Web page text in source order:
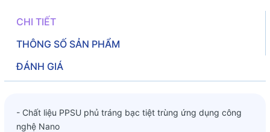
CHI TIẾT
THÔNG SỐ SẢN PHẨM
ĐÁNH GIÁ
- Chất liệu PPSU phủ tráng bạc tiệt trùng ứng dụng công
nghệ Nano